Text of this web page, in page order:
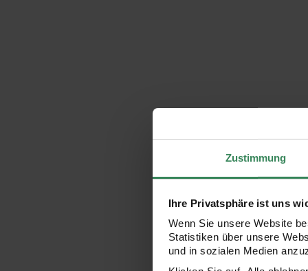
Zustimmung
Ihre Privatsphäre ist uns
Wenn Sie unsere Website
Statistiken über unsere
und in sozialen Medien